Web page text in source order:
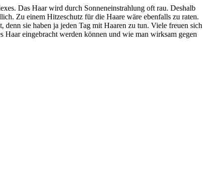
Das Haar wird durch Sonneneinstrahlung oft rau. Deshalb
Zu einem Hitzeschutz für die Haare wäre ebenfalls zu raten.
sie haben ja jeden Tag mit Haaren zu tun. Viele freuen sich
Haar eingebracht werden können und wie man wirksam gegen